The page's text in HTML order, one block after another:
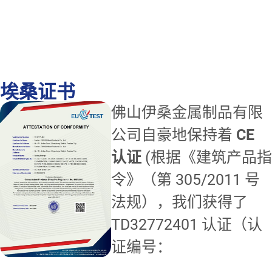
埃桑证书
佛山伊桑金属制品有限
公司自豪地保持着 CE
认证(根据《建筑产品指
令》（第 305/2011 号
法规），我们获得了
TD32772401 认证（认
证编号：